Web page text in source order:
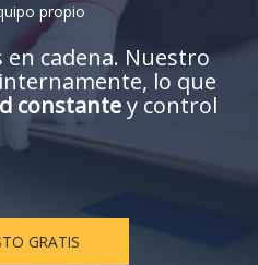
propio
cadena. Nuestro
lo que
constantey control
GRATIS